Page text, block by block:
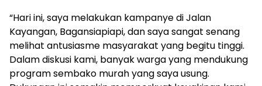
“Hari ini, saya melakukan kampanye di Jalan
Kayangan, Bagansiapiapi, dan saya sangat senang
melihat antusiasme masyarakat yang begitu tinggi.
Dalam diskusi kami, banyak warga yang mendukung
program sembako murah yang saya usung.